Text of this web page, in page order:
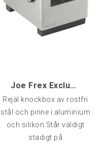
Joe Frex Exclusive Knockbox [kme]
Rejäl knockbox av rostfri
stål och pinne i aluminium
och silikon.Står väldigt
stadigt på